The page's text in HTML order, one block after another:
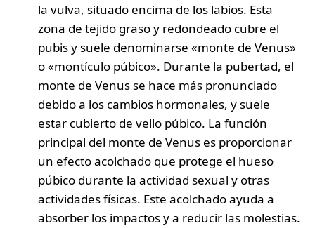
la vulva, situado encima de los labios. Esta
zona de tejido graso y redondeado cubre el
pubis y suele denominarse «monte de Venus»
o «montículo púbico». Durante la pubertad, el
monte de Venus se hace más pronunciado
debido a los cambios hormonales, y suele
estar cubierto de vello púbico. La función
principal del monte de Venus es proporcionar
un efecto acolchado que protege el hueso
púbico durante la actividad sexual y otras
actividades físicas. Este acolchado ayuda a
absorber los impactos y a reducir las molestias.